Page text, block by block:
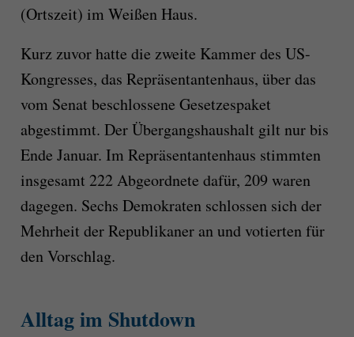
(Ortszeit) im Weißen Haus.
Kurz zuvor hatte die zweite Kammer des US-
Kongresses, das Repräsentantenhaus, über das
vom Senat beschlossene Gesetzespaket
abgestimmt. Der Übergangshaushalt gilt nur bis
Ende Januar. Im Repräsentantenhaus stimmten
insgesamt 222 Abgeordnete dafür, 209 waren
dagegen. Sechs Demokraten schlossen sich der
Mehrheit der Republikaner an und votierten für
den Vorschlag.
Alltag im Shutdown